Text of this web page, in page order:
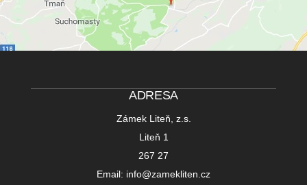
ADRESA
Zámek Liteň, z.s.
Liteň 1
267 27
Email: info@zamekliten.cz